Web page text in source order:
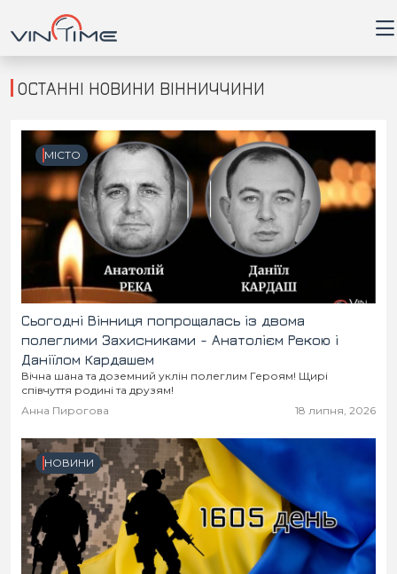
Головна
Війна
Новини
Кримінал
Здоров'я
Приватна думка
В кулуарах
Місто
Життя
Відео
Конфлікти
Історія
Спорт
ОСТАННІ НОВИНИ ВІННИЧЧИНИ
МІСТО
Сьогодні Вінниця попрощалась із двома
полеглими Захисниками - Анатолієм Рекою і
Даніїлом Кардашем
Вічна шана та доземний уклін полеглим Героям! Щирі
співчуття родині та друзям!
Анна Пирогова
18 липня, 2026
НОВИНИ